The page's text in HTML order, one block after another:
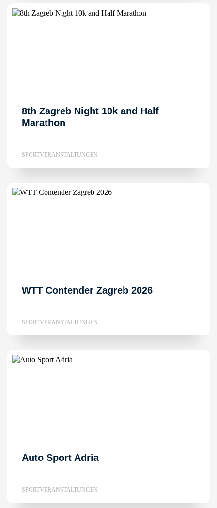
8th Zagreb Night 10k and Half
Marathon
SPORTVERANSTALTUNGEN
WTT Contender Zagreb 2026
SPORTVERANSTALTUNGEN
Auto Sport Adria
SPORTVERANSTALTUNGEN